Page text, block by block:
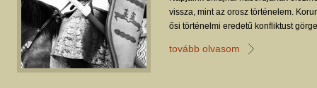
vissza, mint az orosz történelem.
ősi történelmi eredetű konfliktust
tovább olvasom